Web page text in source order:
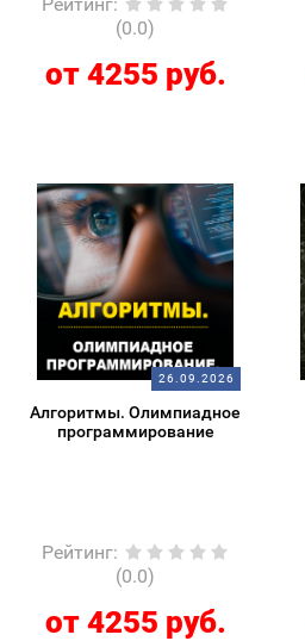
(0.0)
от 4255 руб.
26.09.2026
Алгоритмы. Олимпиадное
программирование
Рейтинг:
(0.0)
от 4255 руб.